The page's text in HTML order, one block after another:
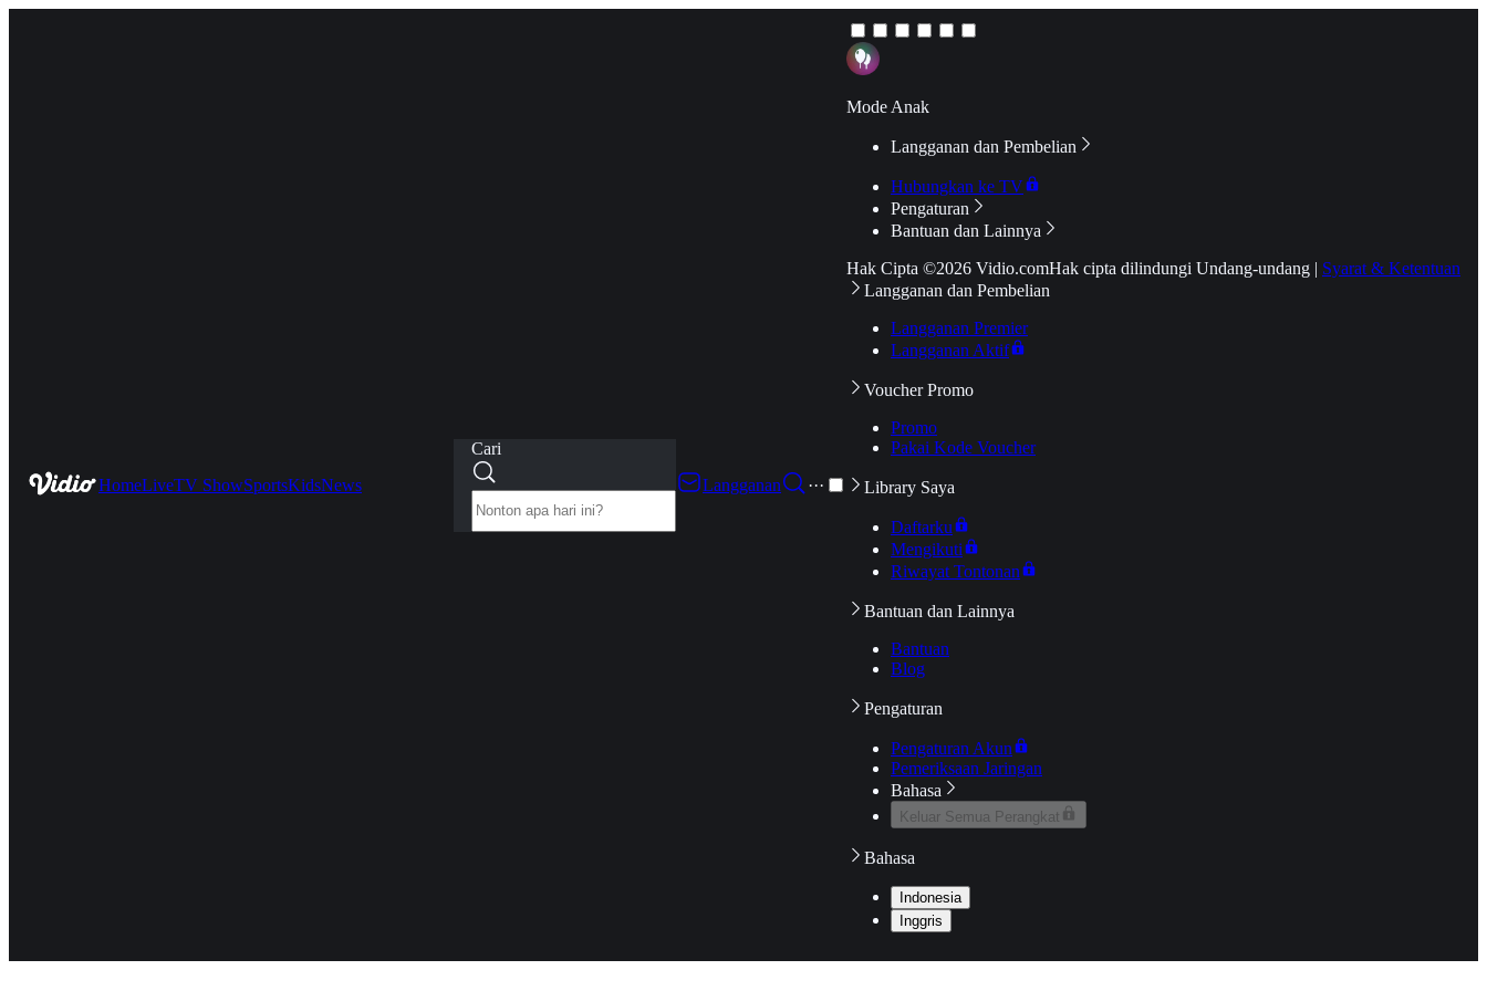
HomeLiveTV ShowSportsKidsNews
Cari
Langganan
···
Mode Anak
Langganan dan Pembelian
Hubungkan ke TV
Pengaturan
Bantuan dan Lainnya
Hak Cipta ©2026 Vidio.comHak cipta dilindungi Undang-undang | Syarat & Ketentuan
Langganan dan Pembelian
Langganan Premier
Langganan Aktif
Voucher Promo
Promo
Pakai Kode Voucher
Library Saya
Daftarku
Mengikuti
Riwayat Tontonan
Bantuan dan Lainnya
Bantuan
Blog
Pengaturan
Pengaturan Akun
Pemeriksaan Jaringan
Bahasa
Keluar Semua Perangkat
Bahasa
Indonesia
Inggris